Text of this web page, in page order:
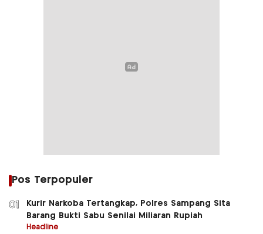
Pos Terpopuler
01
Kurir Narkoba Tertangkap, Polres Sampang Sita
Barang Bukti Sabu Senilai Miliaran Rupiah
Headline